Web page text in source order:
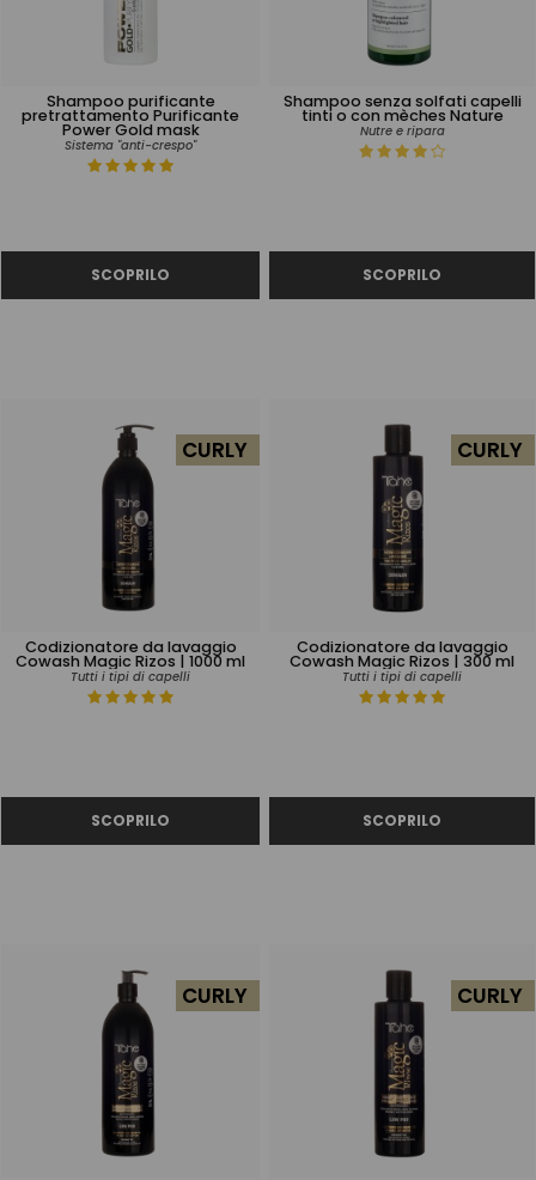
Shampoo purificante
pretrattamento Purificante
Power Gold mask
Sistema "anti-crespo"
Shampoo senza solfati capelli
tinti o con mèches Nature
Nutre e ripara
Codizionatore da lavaggio
Cowash Magic Rizos | 1000 ml
Tutti i tipi di capelli
CURLY
Codizionatore da lavaggio
Cowash Magic Rizos | 300 ml
Tutti i tipi di capelli
CURLY
CURLY CURLY